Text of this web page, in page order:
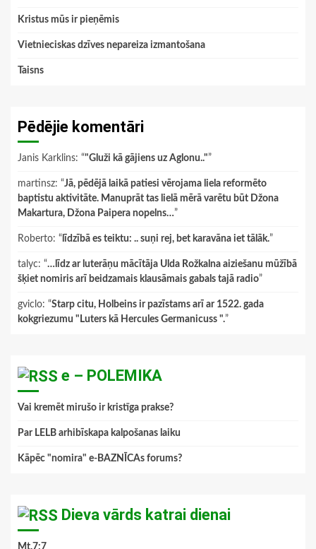
Kristus mūs ir pieņēmis
Vietnieciskas dzīves nepareiza izmantošana
Taisns
Pēdējie komentāri
Janis Karklins: “"Gluži kā gājiens uz Aglonu.."”
martinsz: “Jā, pēdējā laikā patiesi vērojama liela reformēto
baptistu aktivitāte. Manuprāt tas lielā mērā varētu būt Džona
Makartura, Džona Paipera nopelns…”
Roberto: “ līdzībā es teiktu: .. suņi rej, bet karavāna iet tālāk.”
talyc: “…līdz ar luterāņu mācītāja Ulda Rožkalna aiziešanu mūžībā
šķiet nomiris arī beidzamais klausāmais gabals tajā radio”
gviclo: “Starp citu, Holbeins ir pazīstams arī ar 1522. gada
kokgriezumu "Luters kā Hercules Germanicuss ".”
e – POLEMIKA
Vai kremēt mirušo ir kristīga prakse?
Par LELB arhibīskapa kalpošanas laiku
Kāpēc "nomira" e-BAZNĪCAs forums?
Dieva vārds katrai dienai
Mt.7:7